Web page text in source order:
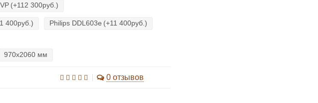
(+112 300руб.)
400руб.) Philips DDL603е (+11 400руб.)
970х2060 мм
0 отзывов